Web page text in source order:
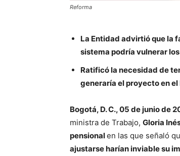
Reforma
​​​​​​La Entidad advirtió que la
sistema podría vulnerar
Ratificó la necesidad de
generaría el proyecto en
Bogotá, D. C., 05 de junio de
ministra de Trabajo, Gloria
pensionalen las que señaló
ajustarse harían inviable su